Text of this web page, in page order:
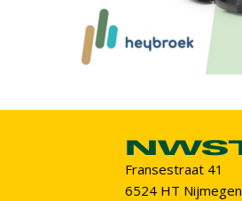
Fransestraat 41
6524 HT Nijmegen